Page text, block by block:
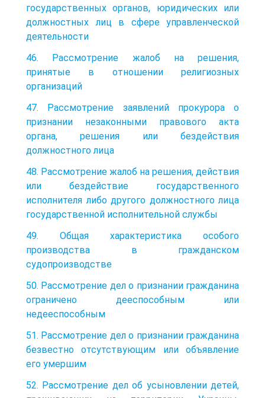
государственных органов, юридических или
должностных лиц в сфере управленческой
деятельности
46. Рассмотрение жалоб на решения,
принятые в отношении религиозных
организаций
47. Рассмотрение заявлений прокурора о
признании незаконными правового акта
органа, решения или бездействия
должностного лица
48. Рассмотрение жалоб на решения, действия
или бездействие государственного
исполнителя либо другого должностного лица
государственной исполнительной службы
49. Общая характеристика особого
производства в гражданском
судопроизводстве
50. Рассмотрение дел о признании гражданина
ограничено дееспособным или
недееспособным
51. Рассмотрение дел о признании гражданина
безвестно отсутствующим или объявление
его умершим
52. Рассмотрение дел об усыновлении детей,